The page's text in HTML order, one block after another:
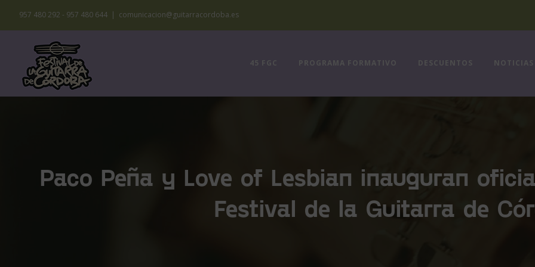
Saltar
al
contenido
957 480 292 - 957 480 644 | comunicacion@guitarracordoba.es
45 FGC PROGRAMA FORMATIVO DESCUENTOS NOTICIAS
Paco Peña y Love of Lesbian inauguran
Festival de la Guitarra de